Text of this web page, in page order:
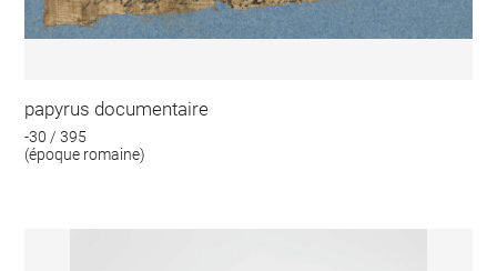
papyrus documentaire
-30 / 395
(époque romaine)